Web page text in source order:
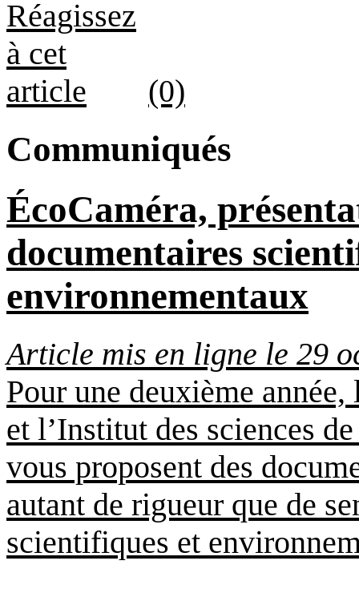
(0)
Communiqués
ÉcoCaméra,
documentaires
environnementaux
Article mis en ligne le 29
Pour une deuxième
et l’Institut des sciences
vous proposent des
autant de rigueur que de
scientifiques et